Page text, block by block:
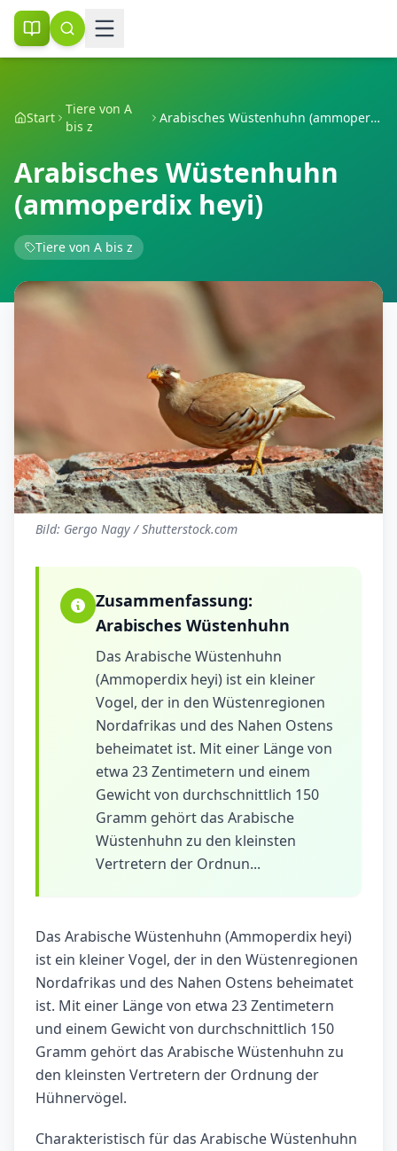
Start
Tiere von A
bis z
Arabisches Wüstenhuhn (ammoperdix heyi)
Arabisches Wüstenhuhn
(ammoperdix heyi)
Tiere von A bis z
Bild: Gergo Nagy / Shutterstock.com
Zusammenfassung:
Arabisches Wüstenhuhn
Das Arabische Wüstenhuhn
(Ammoperdix heyi) ist ein kleiner
Vogel, der in den Wüstenregionen
Nordafrikas und des Nahen Ostens
beheimatet ist. Mit einer Länge von
etwa 23 Zentimetern und einem
Gewicht von durchschnittlich 150
Gramm gehört das Arabische
Wüstenhuhn zu den kleinsten
Vertretern der Ordnun...
Das Arabische Wüstenhuhn (Ammoperdix heyi)
ist ein kleiner Vogel, der in den Wüstenregionen
Nordafrikas und des Nahen Ostens beheimatet
ist. Mit einer Länge von etwa 23 Zentimetern
und einem Gewicht von durchschnittlich 150
Gramm gehört das Arabische Wüstenhuhn zu
den kleinsten Vertretern der Ordnung der
Hühnervögel.
Charakteristisch für das Arabische Wüstenhuhn